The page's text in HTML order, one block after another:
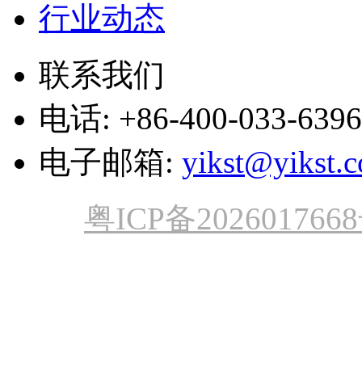
行业动态
联系我们
电话: +86-400-033-6396
电子邮箱:
粤ICP备